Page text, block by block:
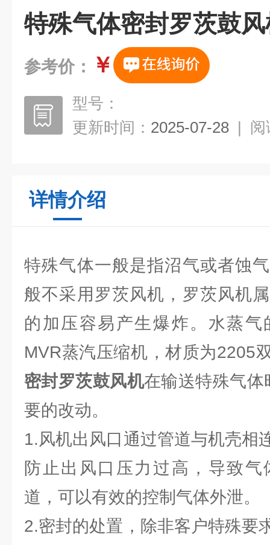
特殊气体密封罗茨鼓
参考价： ￥
型号：
更新时间： 2025-07-28 | 阅
详情介绍
特殊气体一般是指沼气或者蚀
般不采用罗茨风机，罗茨风机
的加压容易产生爆炸。水蒸
MVR蒸汽压缩机，材质为2205
密封罗茨鼓风机在输送特殊气
要的改动。
1.风机出风口通过管道与机壳相
防止出风口压力过高，导致
道，可以有效的控制气体外泄。
2.密封的处置，除非客户特殊要